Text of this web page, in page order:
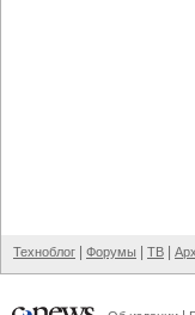
Техноблог Форумы ТВ